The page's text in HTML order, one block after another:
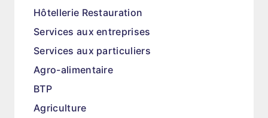
Hôtellerie Restauration
Services aux entreprises
Services aux particuliers
Agro-alimentaire
BTP
Agriculture